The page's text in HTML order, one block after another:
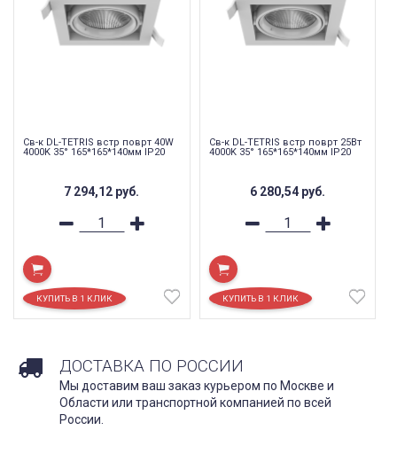
Св-к DL-TETRIS встр поврт 40W
4000K 35° 165*165*140мм IP20
7 294,12 руб.
Св-к DL-TETRIS встр поврт 25Вт
4000K 35° 165*165*140мм IP20
6 280,54 руб.
ДОСТАВКА ПО РОССИИ
Мы доставим ваш заказ курьером по Москве и
Области или транспортной компанией по всей
России.